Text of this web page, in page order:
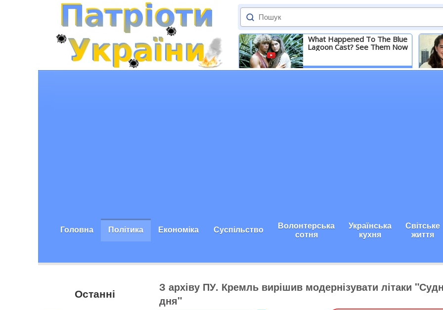
What Happened To The Blue
Lagoon Cast? See Them Now
Детальніше
Головна Політика Економіка Суспільство Волонтерська
сотня
Українська
кухня
Світське
життя
Останні
З архіву ПУ. Кремль вирішив модернізувати літаки
дня"